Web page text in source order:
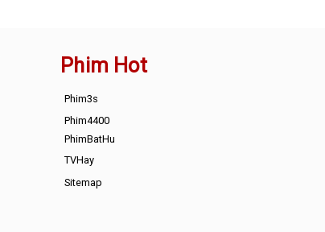
Phim Hot
Phim3s
Phim4400
PhimBatHu
TVHay
Sitemap